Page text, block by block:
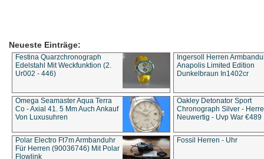
Neueste Einträge:
Festina Quarzchronograph
Edelstahl Mit Weckfunktion (2.
Ur002 - 446)
Ingersoll Herren
Anapolis Limited Edition
Dunkelbraun In1402cr
Omega Seamaster Aqua Terra
Co - Axial 41. 5 Mm Auch Ankauf
Von Luxusuhren
Oakley Detonator Sport
Chronograph Silver -
Neuwertig - Uvp War €489
Polar Electro Ft7m Armbanduhr
Für Herren (90036746) Mit Polar
Flowlink
Fossil Herren - Uhr